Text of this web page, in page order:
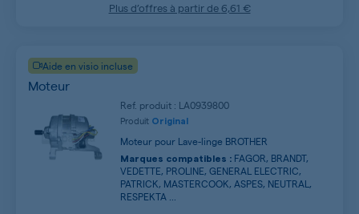
Plus d’offres à partir de 6,61 €
Aide en visio incluse
Moteur
Ref. produit : LA0939800
Produit Original
Moteur pour Lave-linge BROTHER
Marques compatibles : FAGOR, BRANDT,
VEDETTE, PROLINE, GENERAL ELECTRIC,
PATRICK, MASTERCOOK, ASPES, NEUTRAL,
RESPEKTA ...